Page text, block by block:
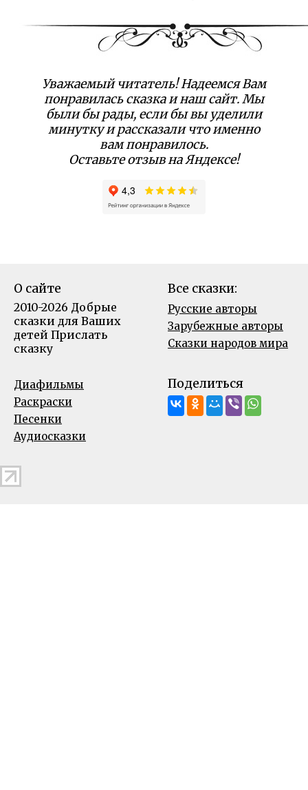
Уважаемый читатель! Надеемся Вам
понравилась сказка и наш сайт. Мы
были бы рады, если бы вы уделили
минутку и рассказали что именно
вам понравилось.
Оставьте отзыв на Яндексе!
О сайте
2010-2026 Добрые
сказки для Ваших
детей Прислать
сказку
Все сказки:
Русские авторы
Зарубежные авторы
Сказки народов мира
Диафильмы
Раскраски
Песенки
Аудиосказки
Поделиться